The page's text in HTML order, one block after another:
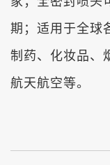
期；适用于全球
制药、化妆品、
航天航空等。